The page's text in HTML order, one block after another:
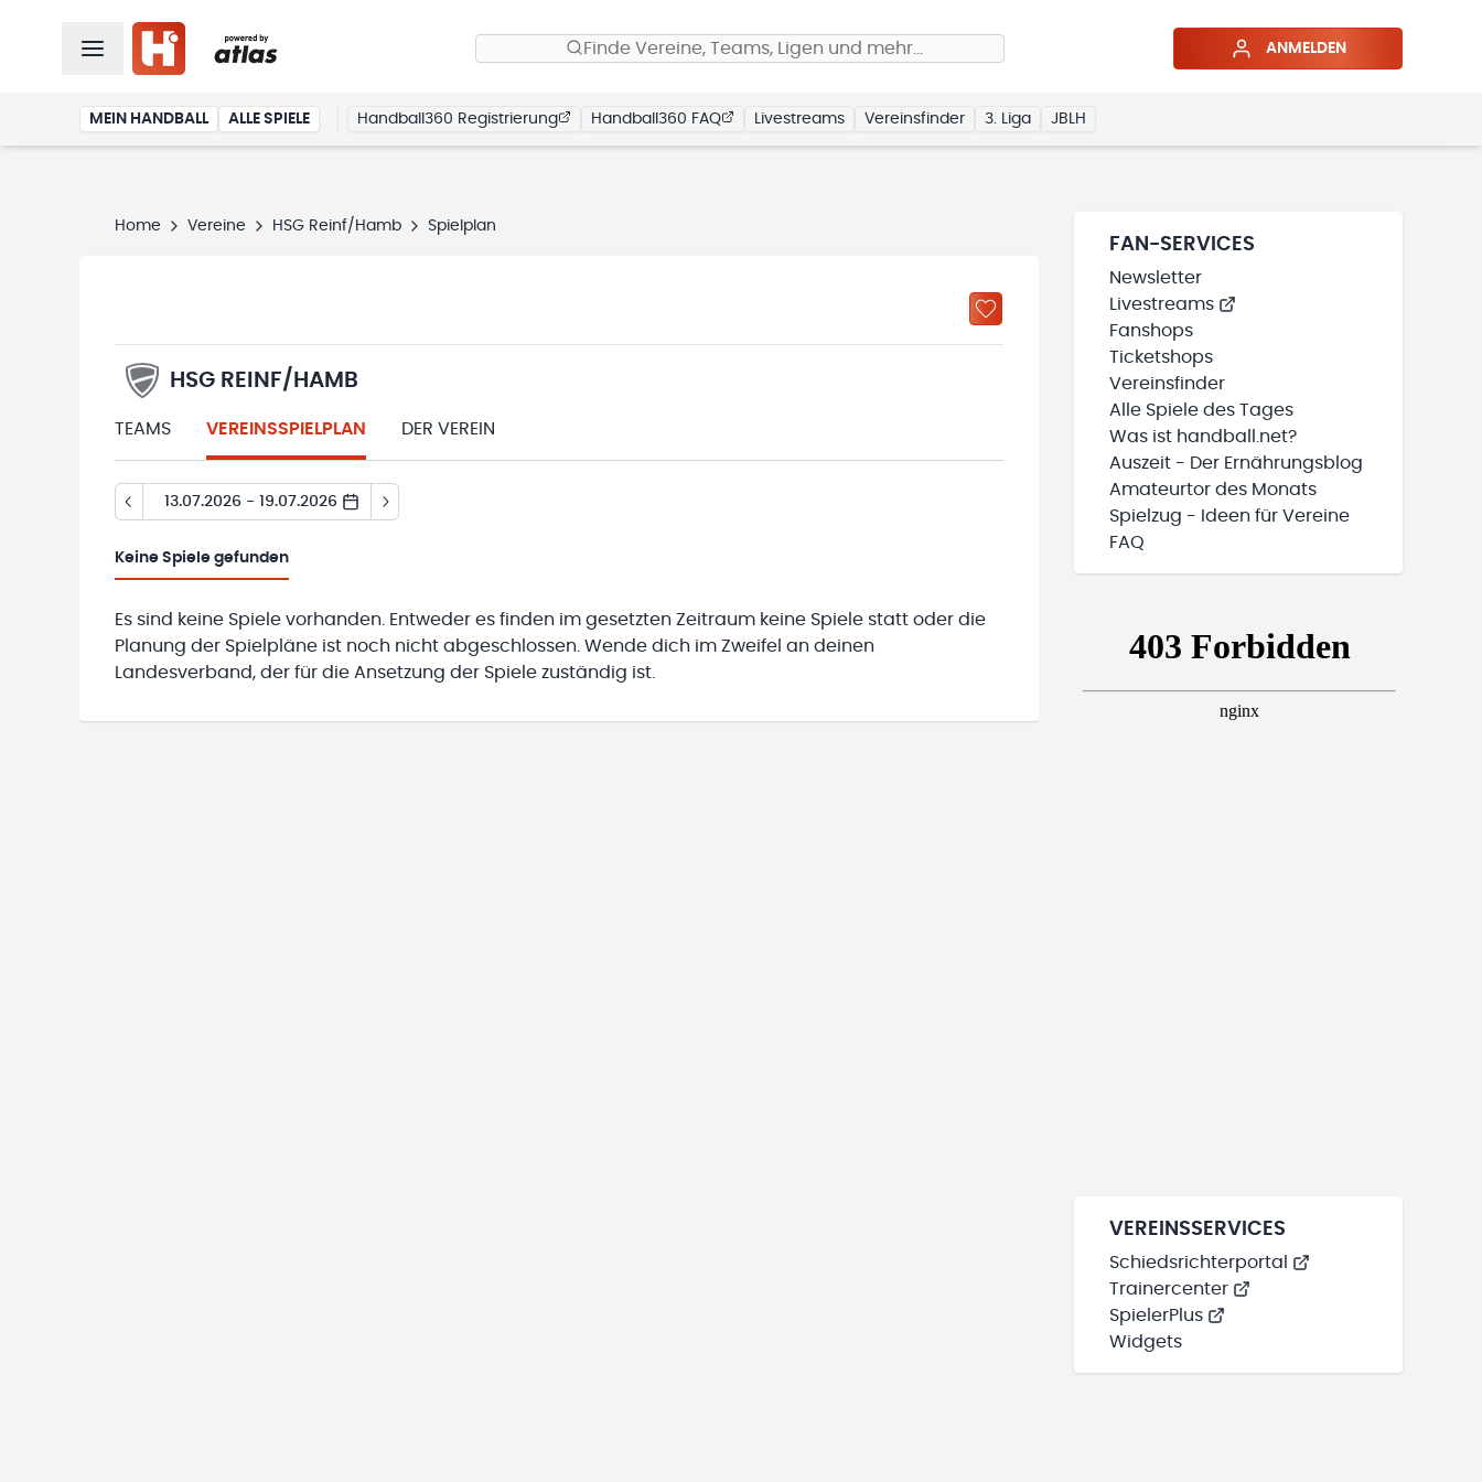
Finde Vereine, Teams, Ligen und mehr… ANMELDEN
MEIN HANDBALL ALLE SPIELE Handball360 Registrierung Handball360 FAQ Livestreams Vereinsfinder 3. Liga JBLH
Home Vereine HSG Reinf/Hamb Spielplan
HSG REINF/HAMB
TEAMS VEREINSSPIELPLAN DER VEREIN
13.07.2026 - 19.07.2026
Keine Spiele gefunden
Es sind keine Spiele vorhanden. Entweder es finden im gesetzten Zeitraum keine Spiele statt oder die
Planung der Spielpläne ist noch nicht abgeschlossen. Wende dich im Zweifel an deinen
Landesverband, der für die Ansetzung der Spiele zuständig ist.
FAN-SERVICES
Newsletter
Livestreams
Fanshops
Ticketshops
Vereinsfinder
Alle Spiele des Tages
Was ist handball.net?
Auszeit - Der Ernährungsblog
Amateurtor des Monats
Spielzug - Ideen für Vereine
FAQ
VEREINSSERVICES
Schiedsrichterportal
Trainercenter
SpielerPlus
Widgets